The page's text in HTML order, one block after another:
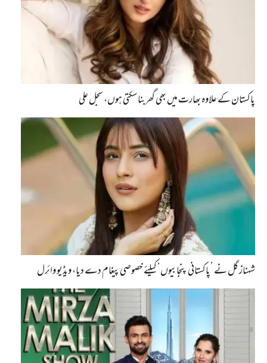
پاکستان کے علاوہ بھارت میں بھی گھربنا سکتی ہوں، سجل علی
شہناز گل نے ’پاکستانی پنجابیوں‘ کیلئے خصوصی پیغام دے دیا، ویڈیو وائرل